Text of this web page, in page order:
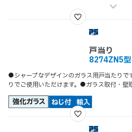
戸当り
8274ZN5型
●シャープなデザインのガラス用戸当たりで
りでご使用いただけます。●ガラス取付・壁